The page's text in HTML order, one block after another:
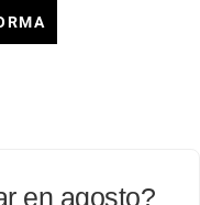
en agosto?